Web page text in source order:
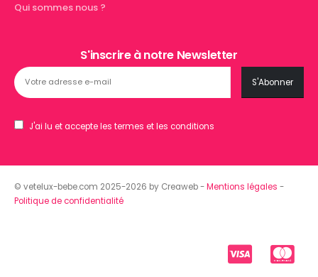
Qui sommes nous ?
S'inscrire à notre Newsletter
J'ai lu et accepte les termes et les conditions
© vetelux-bebe.com 2025-2026 by Creaweb -Mentions légales -
Politique de confidentialité